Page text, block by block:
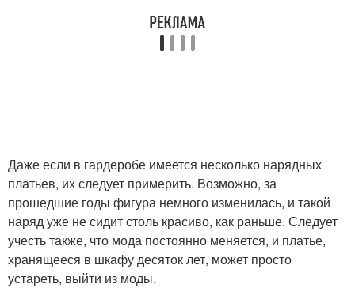
Даже если в гардеробе имеется несколько нарядных
платьев, их следует примерить. Возможно, за
прошедшие годы фигура немного изменилась, и такой
наряд уже не сидит столь красиво, как раньше. Следует
учесть также, что мода постоянно меняется, и платье,
хранящееся в шкафу десяток лет, может просто
устареть, выйти из моды.